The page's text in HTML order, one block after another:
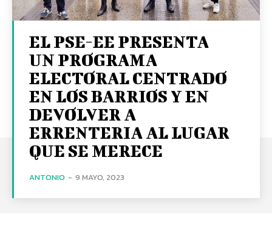
EL PSE-EE PRESENTA
UN PROGRAMA
ELECTORAL CENTRADO
EN LOS BARRIOS Y EN
DEVOLVER A
ERRENTERIA AL LUGAR
QUE SE MERECE
ANTONIO - 9 MAYO, 2023